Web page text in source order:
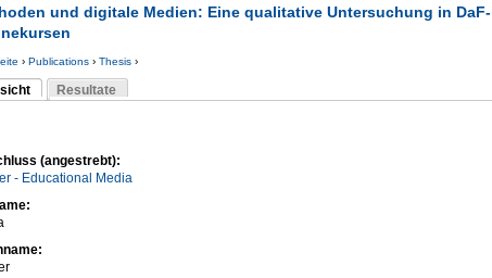
und digitale Medien: Eine qualitative Untersuchung in DaF-
sind hier
› Publications› Thesis›
Reiter)
Resultate
(angestrebt):
- Educational Media